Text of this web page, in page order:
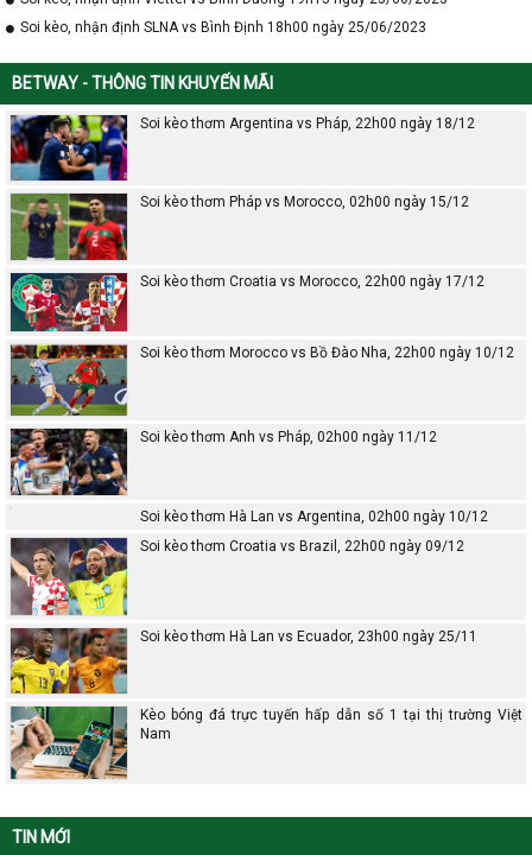
Soi kèo, nhận định SLNA vs Bình Định 18h00 ngày 25/06/2023
BETWAY - THÔNG TIN KHUYẾN MÃI
Soi kèo thơm Argentina vs Pháp, 22h00 ngày 18/12
Soi kèo thơm Pháp vs Morocco, 02h00 ngày 15/12
Soi kèo thơm Croatia vs Morocco, 22h00 ngày 17/12
Soi kèo thơm Morocco vs Bồ Đào Nha, 22h00 ngày 10/12
Soi kèo thơm Anh vs Pháp, 02h00 ngày 11/12
Soi kèo thơm Hà Lan vs Argentina, 02h00 ngày 10/12
Soi kèo thơm Croatia vs Brazil, 22h00 ngày 09/12
Soi kèo thơm Hà Lan vs Ecuador, 23h00 ngày 25/11
Kèo bóng đá trực tuyến hấp dẫn số 1 tại thị trường Việt
Nam
TIN MỚI